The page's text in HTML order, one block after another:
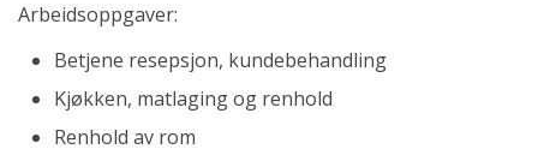
Arbeidsoppgaver:
Betjene resepsjon, kundebehandling
Kjøkken, matlaging og renhold
Renhold av rom